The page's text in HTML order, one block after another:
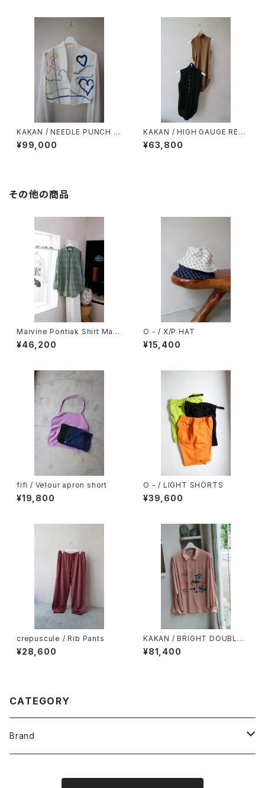
KAKAN / NEEDLE PUNCH D
RWING BOLERO white
¥99,000
KAKAN / HIGH GAUGE RELA
X BODYSUIT
¥63,800
その他の商品
Marvine Pontiak Shirt Mak
ers / Stand Collar 2 Button
SH
¥46,200
O - / X/P HAT
¥15,400
fifi / Velour apron short
¥19,800
O - / LIGHT SHORTS
¥39,600
crepuscule / Rib Pants
¥28,600
KAKAN / BRIGHT DOUBLE
SHIRTS
¥81,400
CATEGORY
Brand